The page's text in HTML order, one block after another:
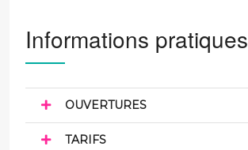
Informations pratiques
OUVERTURES
TARIFS